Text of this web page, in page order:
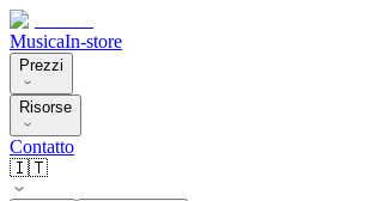
MusicaIn-store
Prezzi
Risorse
Contatto
🇮🇹